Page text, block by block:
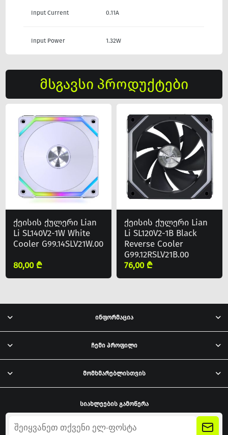
Input Current 0.11A
Input Power 1.32W
მსგავსი პროდუქტები
ქეისის ქულერი Lian
Li SL140V2-1W White
Cooler G99.14SLV21W.00
80,00 ₾
ქეისის ქულერი Lian
Li SL120V2-1B Black
Reverse Cooler
G99.12RSLV21B.00
76,00 ₾
ინფორმაცია
ჩემი პროფილი
მომხმარებლისთვის
სიახლეების გამოწერა